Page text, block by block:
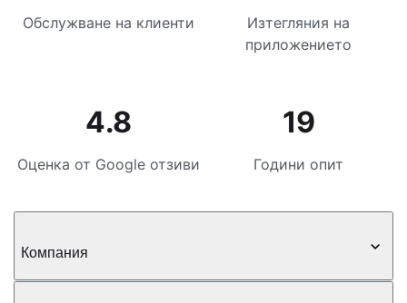
Обслужване на клиенти
Изтегляния на
приложението
4.8
Оценка от Google отзиви
19
Години опит
Компания